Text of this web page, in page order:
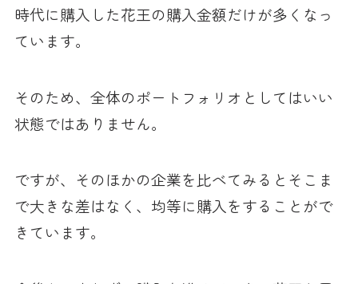
時代に購入した花王の購入金額だけが多くなっ
ています。
そのため、全体のポートフォリオとしてはいい
状態ではありません。
ですが、そのほかの企業を比べてみるとそこま
で大きな差はなく、均等に購入をすることがで
きています。